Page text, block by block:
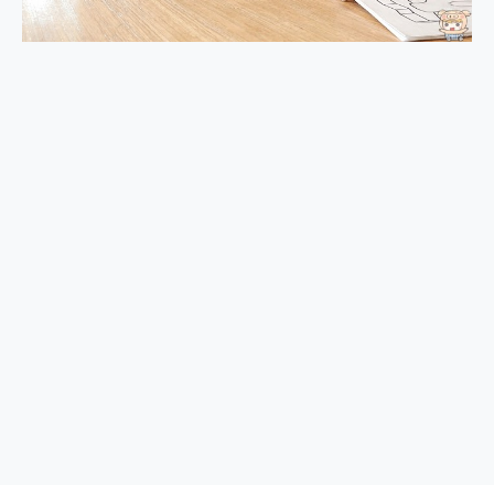
多個願望一次滿足 超強散熱 微星 MSI Claw A1M-026TW 電競掌機 開箱 評測
一吸完美對位 擁有超強吸力與超好用的隱磁支架 O-ONE MAG 最會吸的行動電源 開箱 評測